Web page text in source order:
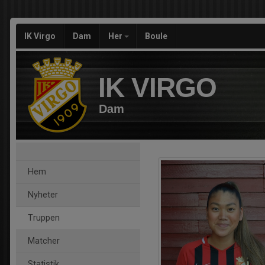
IK Virgo Dam Her Boule
IK VIRGO
Dam
Hem
Nyheter
Truppen
Matcher